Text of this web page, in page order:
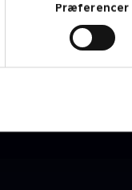
Præferencer